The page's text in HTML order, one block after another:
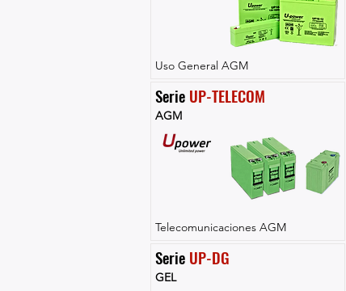
Uso General AGM
Serie UP-TELECOM
AGM
Telecomunicaciones AGM
Serie UP-DG
GEL